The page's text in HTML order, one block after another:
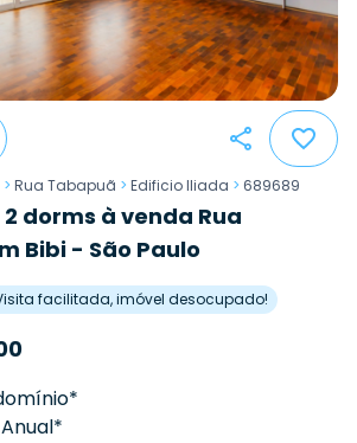
> Rua Tabapuã > Edificio Iliada > 689689
dorms à venda Rua
Bibi - São Paulo
facilitada, imóvel desocupado!